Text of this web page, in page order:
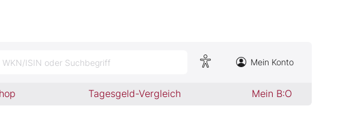
WKN/ISIN oder Suchbegriff Mein Konto
Tagesgeld-Vergleich Mein B:O